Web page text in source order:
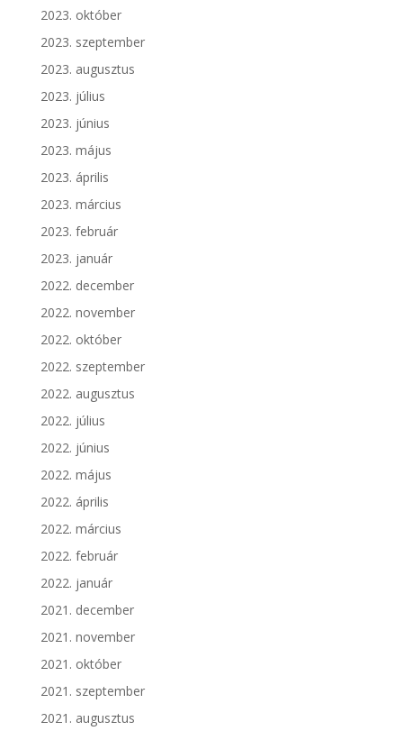
2023. október
2023. szeptember
2023. augusztus
2023. július
2023. június
2023. május
2023. április
2023. március
2023. február
2023. január
2022. december
2022. november
2022. október
2022. szeptember
2022. augusztus
2022. július
2022. június
2022. május
2022. április
2022. március
2022. február
2022. január
2021. december
2021. november
2021. október
2021. szeptember
2021. augusztus